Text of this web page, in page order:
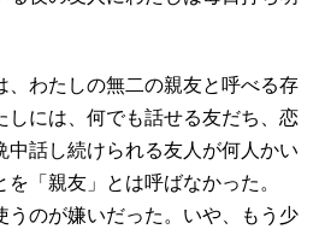
、わたしの無二の親友と呼べる存
しには、何でも話せる友だち、恋
中話し続けられる友人が何人かい
「親友」とは呼ばなかった。
うのが嫌いだった。いや、もう少